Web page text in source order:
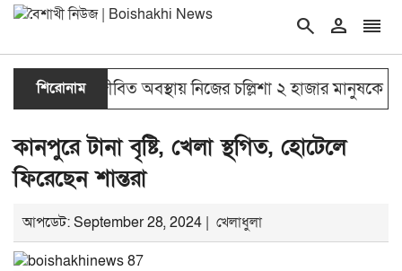
search person reorder
শিরোনাম
double_arrowজীবিত অবস্থায় নিজের চল্লিশা ২ হাজার মানুষকে
কানপুরে টানা বৃষ্টি, খেলা স্থগিত, হোটেলে
ফিরেছেন শান্তরা
আপডেট: September 28, 2024 | খেলাধুলা